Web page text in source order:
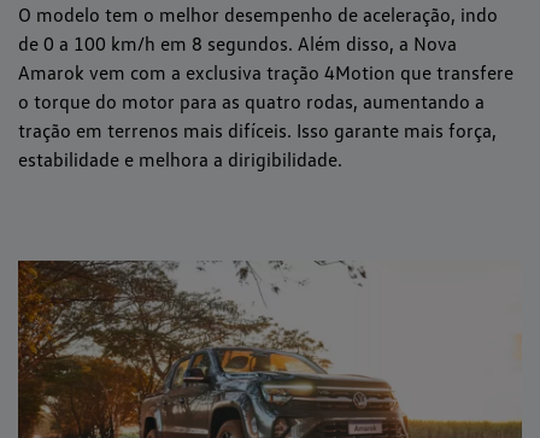
O modelo tem o melhor desempenho de aceleração, indo
de 0 a 100 km/h em 8 segundos. Além disso, a Nova
Amarok vem com a exclusiva tração 4Motion que transfere
o torque do motor para as quatro rodas, aumentando a
tração em terrenos mais difíceis. Isso garante mais força,
estabilidade e melhora a dirigibilidade.